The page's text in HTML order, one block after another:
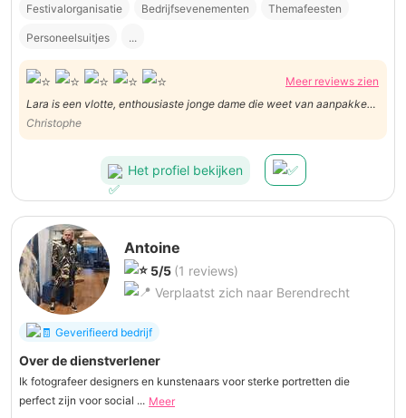
Festivalorganisatie Bedrijfsevenementen Themafeesten
Personeelsuitjes ...
Meer reviews zien
Lara is een vlotte, enthousiaste jonge dame die weet van aanpakken.
Is een persoon waarbij je je onmogelijk op je ongemak kan voelen :-)
Een echte aanrader en een top-fotografe! Correct in afspraken en
Christophe
Het profiel bekijken
Antoine
5/5 (1 reviews)
Verplaatst zich naar Berendrecht
Geverifieerd bedrijf
Over de dienstverlener
Ik fotografeer designers en kunstenaars voor sterke portretten die
perfect zijn voor social ... Meer